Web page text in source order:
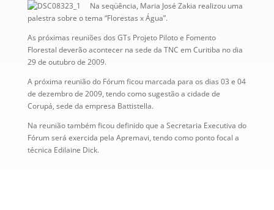
Na seqüência, Maria José Zakia realizou uma
palestra sobre o tema “Florestas x Água”.
As próximas reuniões dos GTs Projeto Piloto e Fomento
Florestal deverão acontecer na sede da TNC em Curitiba no dia
29 de outubro de 2009.
A próxima reunião do Fórum ficou marcada para os dias 03 e 04
de dezembro de 2009, tendo como sugestão a cidade de
Corupá, sede da empresa Battistella.
Na reunião também ficou definido que a Secretaria Executiva do
Fórum será exercida pela Apremavi, tendo como ponto focal a
técnica Edilaine Dick.